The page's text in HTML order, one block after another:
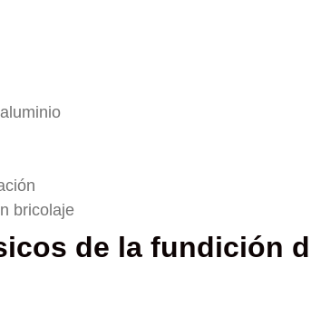
bricolaje
de la fundición